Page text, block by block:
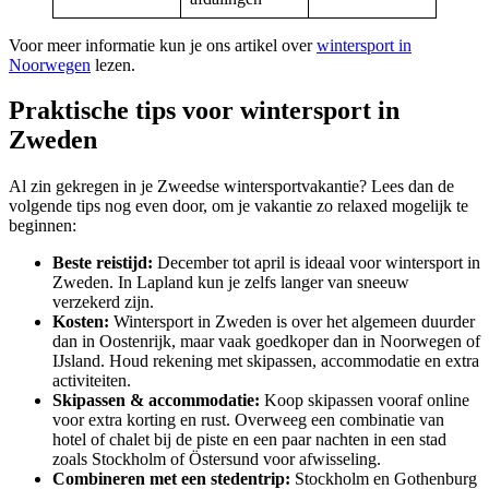
Voor meer informatie kun je ons artikel overwintersport in
Noorwegen lezen.
Praktische tips voor wintersport in
Zweden
Al zin gekregen in je Zweedse wintersportvakantie? Lees dan de
volgende tips nog even door, om je vakantie zo relaxed mogelijk te
beginnen:
Beste reistijd: December tot april is ideaal voor wintersport in
Zweden. In Lapland kun je zelfs langer van sneeuw
verzekerd zijn.
Kosten: Wintersport in Zweden is over het algemeen duurder
dan in Oostenrijk, maar vaak goedkoper dan in Noorwegen of
IJsland. Houd rekening met skipassen, accommodatie en extra
activiteiten.
Skipassen & accommodatie: Koop skipassen vooraf online
voor extra korting en rust. Overweeg een combinatie van
hotel of chalet bij de piste en een paar nachten in een stad
zoals Stockholm of Östersund voor afwisseling.
Combineren met een stedentrip: Stockholm en Gothenburg